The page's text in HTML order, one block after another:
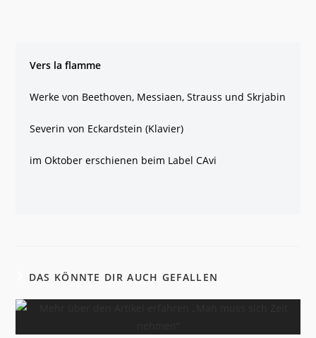
Vers la flamme
Werke von Beethoven, Messiaen, Strauss und Skrjabin
Severin von Eckardstein (Klavier)
im Oktober erschienen beim Label CAvi
DAS KÖNNTE DIR AUCH GEFALLEN